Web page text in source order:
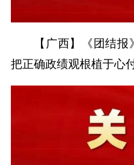
【广西】《团结
把正确政绩观根植于心